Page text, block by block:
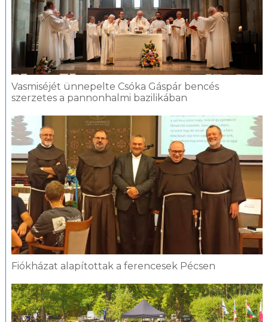
Vasmiséjét ünnepelte Csóka Gáspár bencés
szerzetes a pannonhalmi bazilikában
Fiókházat alapítottak a ferencesek Pécsen